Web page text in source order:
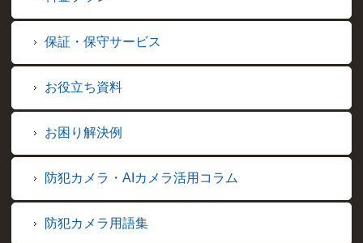
保証・保守サービス
お役立ち資料
お困り解決例
防犯カメラ・AIカメラ活用コラム
防犯カメラ用語集